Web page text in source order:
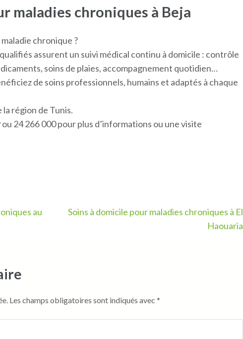
maladies chroniques à Beja
chronique ?
assurent un suivi médical continu à domicile : contrôle
soins de plaies, accompagnement quotidien…
de soins professionnels, humains et adaptés à chaque
région de Tunis.
24 266 000 pour plus d’informations ou une visite
au
Soins à domicile pour maladies chroniques à El
Haouaria
Les champs obligatoires sont indiqués avec *